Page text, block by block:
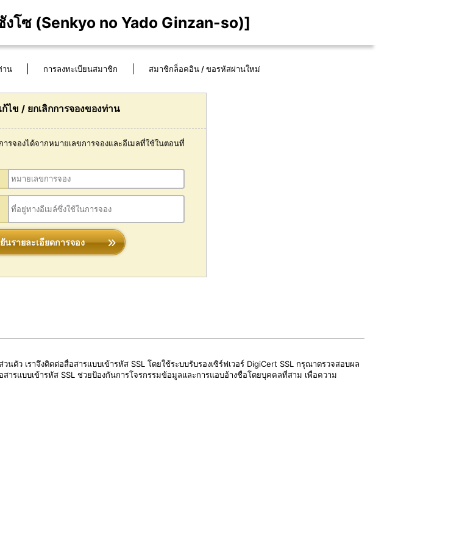
งโซ (Senkyo no Yado Ginzan-so)]
าน การลงทะเบียนสมาชิก สมาชิกล็อคอิน / ขอรหัสผ่านใหม่
ไข / ยกเลิกการจองของท่าน
ารจองได้จากหมายเลขการจองและอีเมลที่ใช้ในตอนที่
นรายละเอียดการจอง
ตัว เราจึงติดต่อสื่อสารแบบเข้ารหัส SSL โดยใช้ระบบรับรองเซิร์ฟเวอร์ DigiCert SSL กรุณาตรวจสอบผล
สารแบบเข้ารหัส SSL ช่วยป้องกันการโจรกรรมข้อมูลและการแอบอ้างชื่อโดยบุคคลที่สาม เพื่อความ